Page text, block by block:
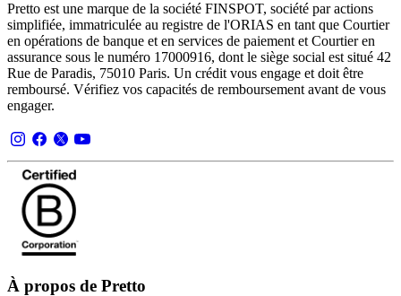
Pretto est une marque de la société FINSPOT, société par actions
simplifiée, immatriculée au registre de l'ORIAS en tant que Courtier
en opérations de banque et en services de paiement et Courtier en
assurance sous le numéro 17000916, dont le siège social est situé 42
Rue de Paradis, 75010 Paris. Un crédit vous engage et doit être
remboursé. Vérifiez vos capacités de remboursement avant de vous
engager.
À propos de Pretto